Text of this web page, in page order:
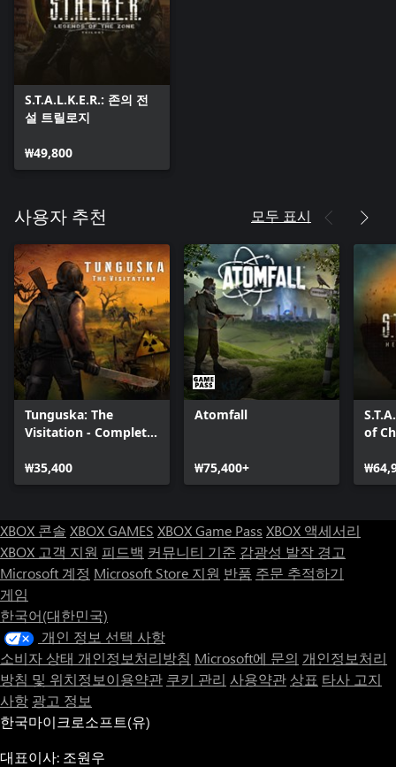
S.T.A.L.K.E.R.: 존의 전
설 트릴로지
₩49,800
사용자 추천 모두 표시
Tunguska: The
Visitation - Complete
₩35,400
Atomfall
₩75,400+
of
XBOX 콘솔 XBOX GAMES XBOX Game Pass XBOX 액세서리
XBOX 고객 지원 피드백 커뮤니티 기준 감광성 발작 경고
Microsoft 계정 Microsoft Store 지원 반품 주문 추적하기
게임
한국어(대한민국)
개인 정보 선택 사항
소비자 상태 개인정보처리방침 Microsoft에 문의 개인정보처리
방침 및 위치정보이용약관 쿠키 관리 사용약관 상표 타사 고지
사항 광고 정보
한국마이크로소프트(유)
대표이사: 조원우